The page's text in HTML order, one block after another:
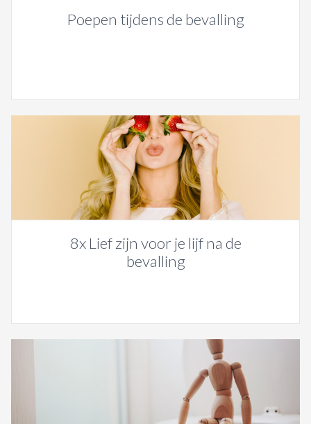
Poepen tijdens de bevalling
8x Lief zijn voor je lijf na de
bevalling